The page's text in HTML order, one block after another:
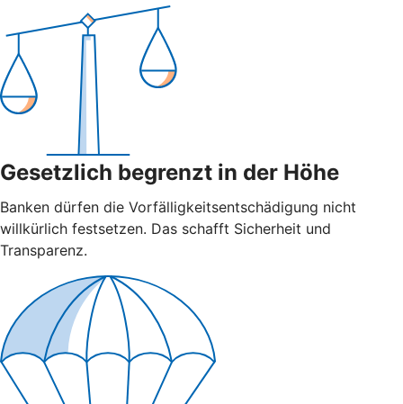
Gesetzlich begrenzt in der Höhe
Banken dürfen die Vorfälligkeitsentschädigung nicht
willkürlich festsetzen. Das schafft Sicherheit und
Transparenz.